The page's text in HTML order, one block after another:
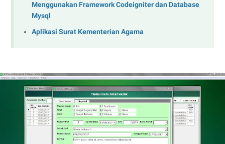
Menggunakan Framework Codeigniter dan Database
Mysql
Aplikasi Surat Kementerian Agama